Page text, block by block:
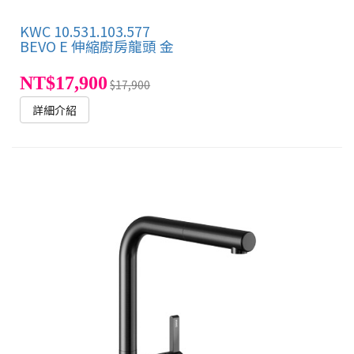
KWC 10.531.103.577
BEVO E 伸縮廚房龍頭 金
NT$17,900 $17,900
詳細介紹